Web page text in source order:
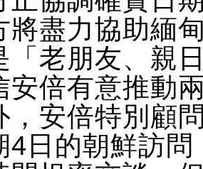
將盡力協助緬
「老朋友、親
安倍有意推動
，安倍特別顧
4日的朝鮮訪問